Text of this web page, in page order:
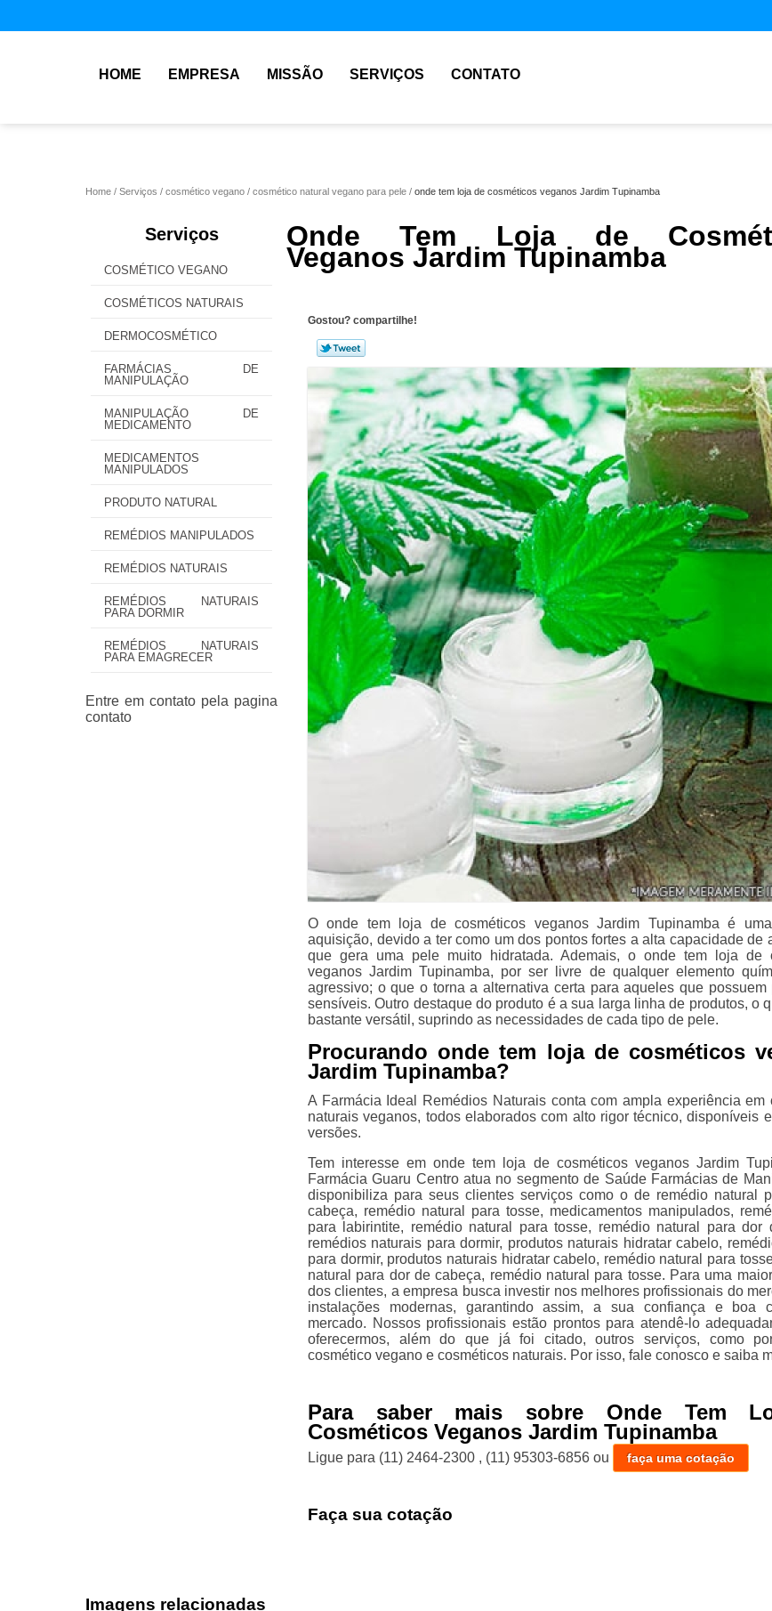
HOME EMPRESA MISSÃO SERVIÇOS CONTATO
Home Serviços cosmético vegano cosmético natural vegano para pele onde tem loja de cosméticos veganos Jardim Tupinamba
Serviços
COSMÉTICO VEGANO
COSMÉTICOS NATURAIS
DERMOCOSMÉTICO
FARMÁCIAS DE
MANIPULAÇÃO
MANIPULAÇÃO DE
MEDICAMENTO
MEDICAMENTOS
MANIPULADOS
PRODUTO NATURAL
REMÉDIOS MANIPULADOS
REMÉDIOS NATURAIS
REMÉDIOS NATURAIS
PARA DORMIR
REMÉDIOS NATURAIS
PARA EMAGRECER
Onde Tem Loja de
Veganos Jardim Tupinamba
Gostou? compartilhe!
O onde tem loja de cosméticos veganos Jardim Tupinamba é
aquisição, devido a ter como um dos pontos fortes a alta capacidade de
que gera uma pele muito hidratada. Ademais, o onde tem loja de
veganos Jardim Tupinamba, por ser livre de qualquer elemento
agressivo; o que o torna a alternativa certa para aqueles que possuem
sensíveis. Outro destaque do produto é a sua larga linha de produtos, o
bastante versátil, suprindo as necessidades de cada tipo de pele.
Procurando onde tem loja de cosméticos
Jardim Tupinamba?
A Farmácia Ideal Remédios Naturais conta com ampla experiência em
naturais veganos, todos elaborados com alto rigor técnico, disponíveis
versões.
Tem interesse em onde tem loja de cosméticos veganos Jardim
Farmácia Guaru Centro atua no segmento de Saúde Farmácias de
disponibiliza para seus clientes serviços como o de remédio natural
cabeça, remédio natural para tosse, medicamentos manipulados,
para labirintite, remédio natural para tosse, remédio natural para dor
remédios naturais para dormir, produtos naturais hidratar cabelo,
para dormir, produtos naturais hidratar cabelo, remédio natural para
natural para dor de cabeça, remédio natural para tosse. Para uma
dos clientes, a empresa busca investir nos melhores profissionais do
instalações modernas, garantindo assim, a sua confiança e boa
mercado. Nossos profissionais estão prontos para atendê-lo
oferecermos, além do que já foi citado, outros serviços, como
cosmético vegano e cosméticos naturais. Por isso, fale conosco e saiba
Para saber mais sobre Onde Tem
Cosméticos Veganos Jardim Tupinamba
Ligue para (11) 2464-2300 , (11) 95303-6856 ou faça uma cotação
Faça sua cotação
Imagens relacionadas